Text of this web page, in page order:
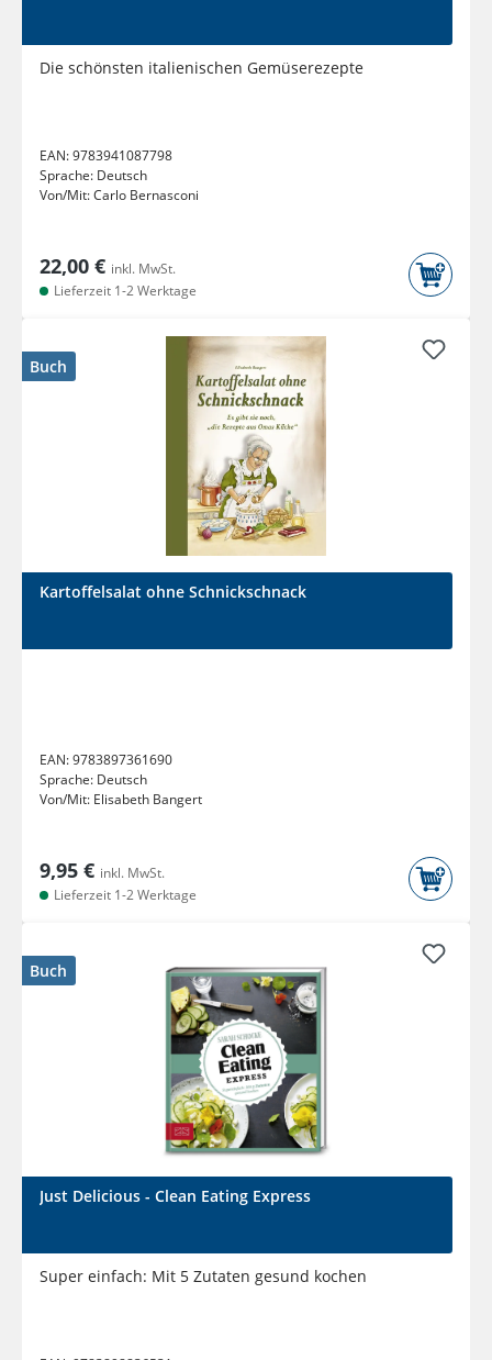
Die schönsten italienischen Gemüserezepte
EAN:9783941087798
Sprache: Deutsch
Von/Mit:Carlo Bernasconi
22,00 € inkl. MwSt.
Lieferzeit 1-2 Werktage
Buch
Kartoffelsalat ohne Schnickschnack
EAN:9783897361690
Sprache: Deutsch
Von/Mit: Elisabeth Bangert
9,95 € inkl. MwSt.
Lieferzeit 1-2 Werktage
Buch
Just Delicious - Clean Eating Express
Super einfach: Mit 5 Zutaten gesund kochen